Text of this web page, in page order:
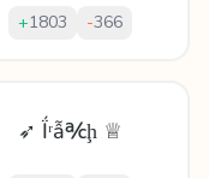
+1803 -366
➶ Ḯʳẫ℀ḩ ♕